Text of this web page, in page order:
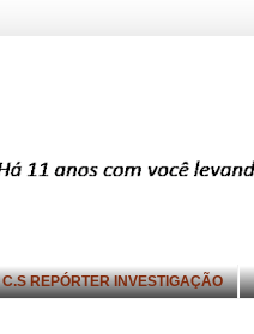
C.S REPÓRTER INVESTIGAÇÃO